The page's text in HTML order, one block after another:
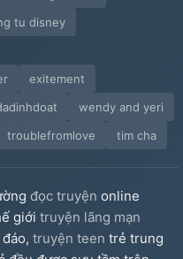
tu disney
exitement
wendy and yeri
troublefromlove tim cha
đọc truyện online
giới truyện lãng mạn
truyện teen trẻ trung